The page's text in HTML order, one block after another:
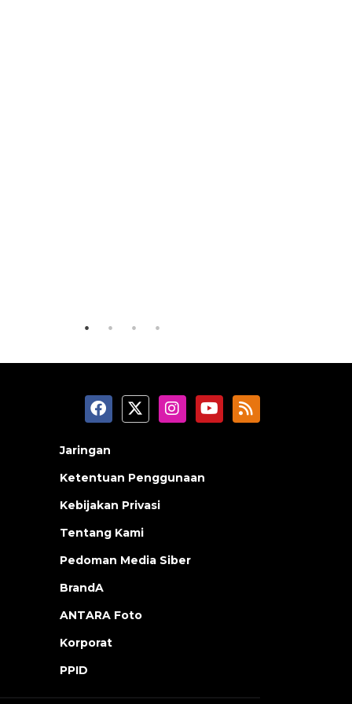
Jaringan
Ketentuan Penggunaan
Kebijakan Privasi
Tentang Kami
Pedoman Media Siber
BrandA
ANTARA Foto
Korporat
PPID